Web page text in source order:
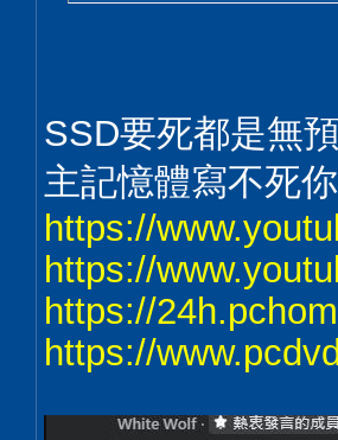
SSD要死都是無
主記憶體寫不死
https://
https://
https://
https://